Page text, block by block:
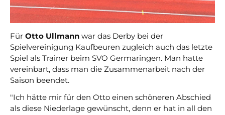
Für Otto Ullmann war das Derby bei der
Spielvereinigung Kaufbeuren zugleich auch das letzte
Spiel als Trainer beim SVO Germaringen. Man hatte
vereinbart, dass man die Zusammenarbeit nach der
Saison beendet.
"Ich hätte mir für den Otto einen schöneren Abschied
als diese Niederlage gewünscht, denn er hat in all den